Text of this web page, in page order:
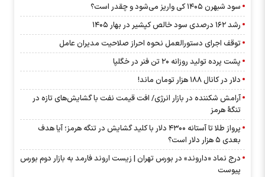
سود شبهرن ۱۴۰۵ کی واریز می‌شود و چقدر است؟
رشد ۱۶۲ درصدی سود خالص کپشیر در بهار ۱۴۰۵
توقف اجرای دستورالعمل نحوه احراز صلاحیت مدیران عامل
پشت پرده تولید روزانه ۲۰ تن فنر در خگلپا
دلار در کانال ۱۸۸ هزار تومان ماند!
آرامش شکننده در بازار انرژی/ افت قیمت نفت با گشایش‌های تازه در
تنگۀ هرمز
پرواز طلا تا آستانه ۴۳۰۰ دلار با کلید گشایش در تنگه هرمز؛ آیا هدف
بعدی ۵ هزار دلار است؟
درج نماد «داروند» در بورس تهران | زیست اروند فارمد به بازار دوم بورس
پیوست